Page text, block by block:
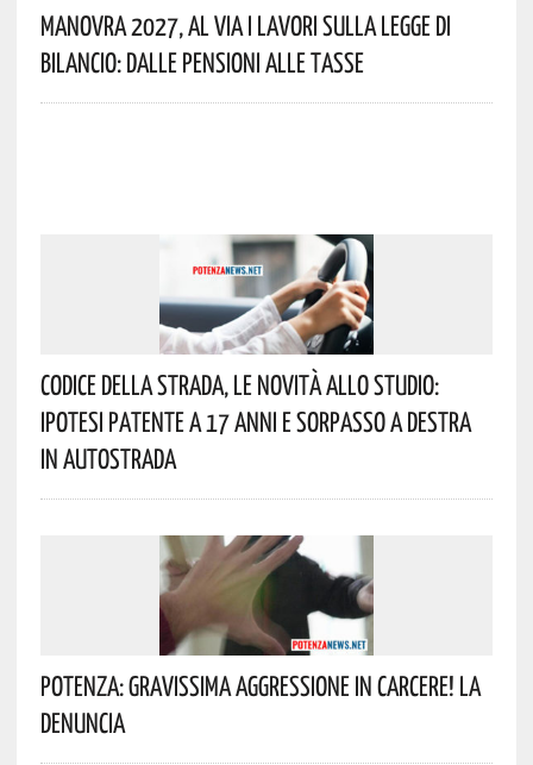
Manovra 2027, Al Via I Lavori Sulla Legge Di
Bilancio: Dalle Pensioni Alle Tasse
Codice Della Strada, Le Novità Allo Studio:
Ipotesi Patente A 17 Anni E Sorpasso A Destra
In Autostrada
Potenza: Gravissima Aggressione In Carcere! La
Denuncia